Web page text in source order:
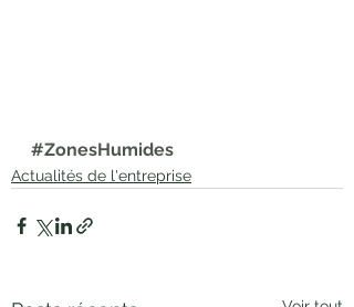
#ZonesHumides
Actualités de l'entreprise